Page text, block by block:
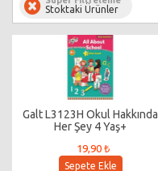
Stoktaki Ürünler
Galt L3123H Okul Hakkında
Her Şey 4 Yaş+
19,90 ₺
Sepete Ekle